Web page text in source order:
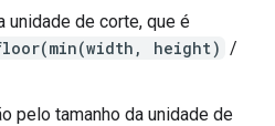
unidade de corte, que é
height) /
pelo tamanho da unidade de